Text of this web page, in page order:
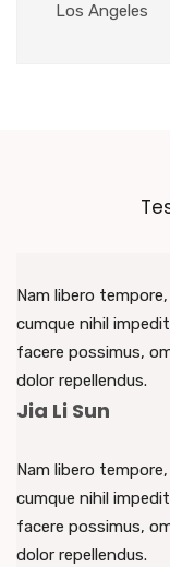
Los Angeles
Nam libero
cumque nihil
facere possimus,
dolor repellendus.
Jia Li Sun
Nam libero
cumque nihil
facere possimus,
dolor repellendus.